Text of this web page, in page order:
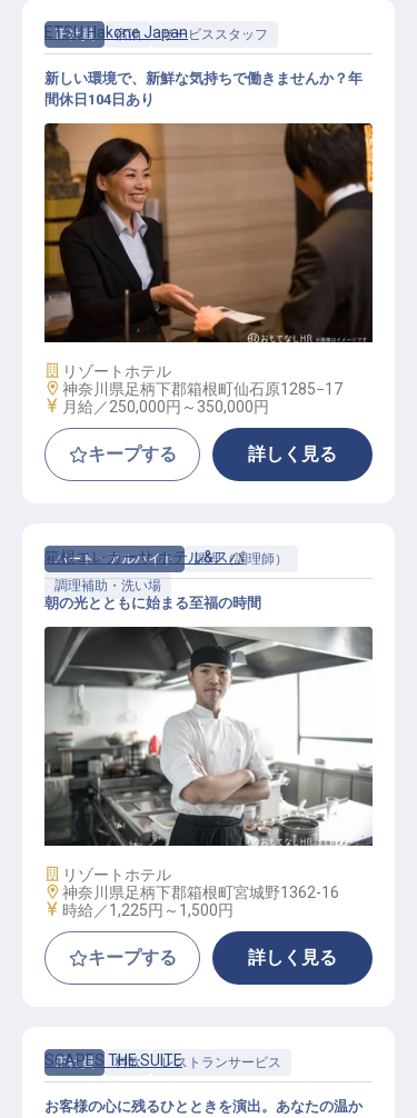
正社員 宿泊 サービススタッフ
宿泊部門 スタッフ
ETSU Hakone Japan
新しい環境で、新鮮な気持ちで働きませんか？年
間休日104日あり
施設業態
リゾートホテル
勤務地
神奈川県足柄下郡箱根町仙石原1285−17
給与
月給／250,000円～ 350,000円
キープする 詳しく見る
パート・アルバイト
調理（調理師）
調理補助・洗い場
朝食時間の洋食・和食調理補助【ア
ルバイト】
箱根エレカーサ ホテル&スパ
朝の光とともに始まる至福の時間
施設業態
リゾートホテル
勤務地
神奈川県足柄下郡箱根町宮城野1362-16
給与
時給／1,225円～ 1,500円
キープする 詳しく見る
正社員 料飲 レストランサービス
SCAPES THE SUITE
お客様の心に残るひとときを演出。あなたの温か